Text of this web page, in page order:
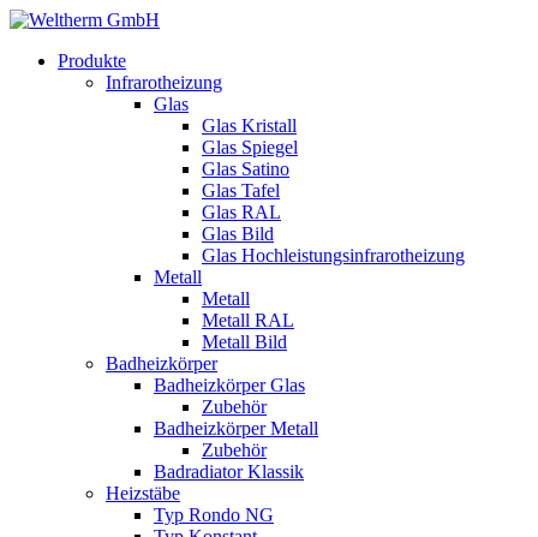
Produkte
Infrarotheizung
Glas
Glas Kristall
Glas Spiegel
Glas Satino
Glas Tafel
Glas RAL
Glas Bild
Glas Hochleistungsinfrarotheizung
Metall
Metall
Metall RAL
Metall Bild
Badheizkörper
Badheizkörper Glas
Zubehör
Badheizkörper Metall
Zubehör
Badradiator Klassik
Heizstäbe
Typ Rondo NG